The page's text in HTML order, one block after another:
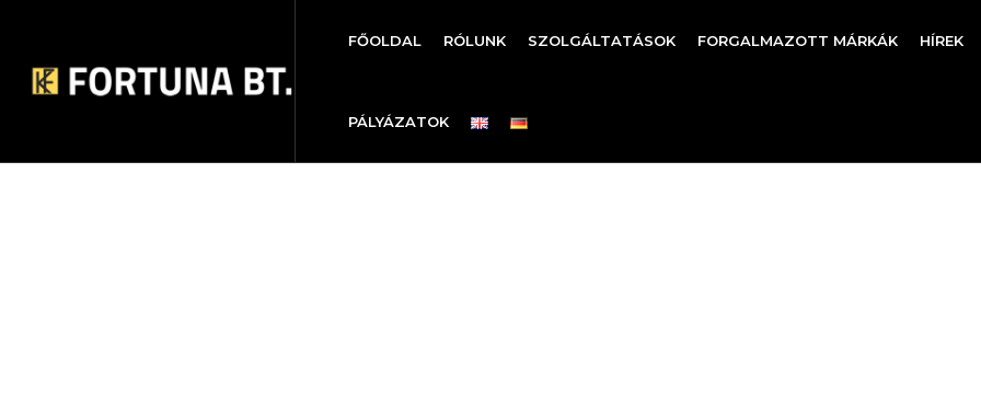
FŐOLDAL RÓLUNK SZOLGÁLTATÁSOK FORGALMAZOTT MÁRKÁK HÍREK
PÁLYÁZATOK